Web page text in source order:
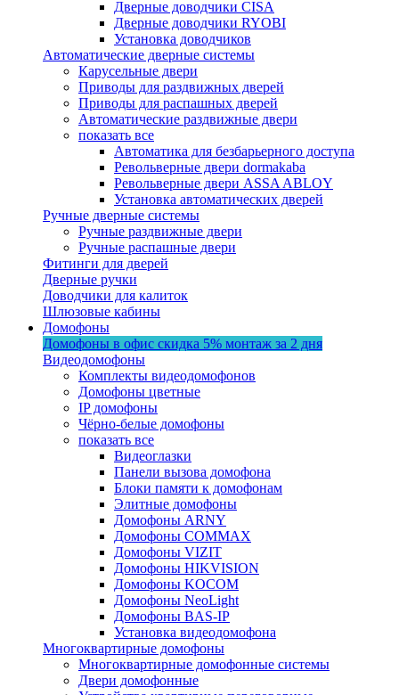
Дверные доводчики CISA
Дверные доводчики RYOBI
Установка доводчиков
Автоматические дверные системы
Карусельные двери
Приводы для раздвижных дверей
Приводы для распашных дверей
Автоматические раздвижные двери
показать все
Автоматика для безбарьерного доступа
Револьверные двери dormakaba
Револьверные двери ASSA ABLOY
Установка автоматических дверей
Ручные дверные системы
Ручные раздвижные двери
Ручные распашные двери
Фитинги для дверей
Дверные ручки
Доводчики для калиток
Шлюзовые кабины
Домофоны
Домофоны в офис скидка 5% монтаж за 2 дня
Видеодомофоны
Комплекты видеодомофонов
Домофоны цветные
IP домофоны
Чёрно-белые домофоны
показать все
Видеоглазки
Панели вызова домофона
Блоки памяти к домофонам
Элитные домофоны
Домофоны ARNY
Домофоны COMMAX
Домофоны VIZIT
Домофоны HIKVISION
Домофоны KOCOM
Домофоны NeoLight
Домофоны BAS-IP
Установка видеодомофона
Многоквартирные домофоны
Многоквартирные домофонные системы
Двери домофонные